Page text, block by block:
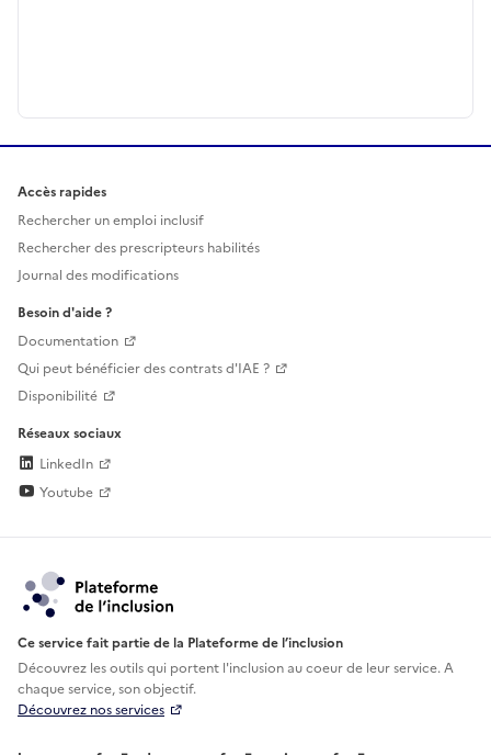
Accès rapides
Rechercher un emploi inclusif
Rechercher des prescripteurs habilités
Journal des modifications
Besoin d'aide ?
Documentation
Qui peut bénéficier des contrats d'IAE ?
Disponibilité
Réseaux sociaux
LinkedIn
Youtube
Ce service fait partie de la Plateforme de l’inclusion
Découvrez les outils qui portent l'inclusion aucoeur de leur service. A
chaque service, son objectif.
Découvrez nos services